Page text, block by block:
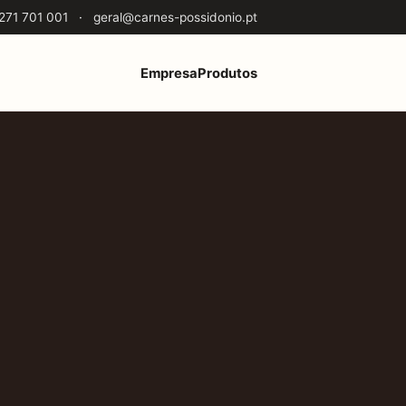
271 701 001 · geral@carnes-possidonio.pt
EmpresaProdutos